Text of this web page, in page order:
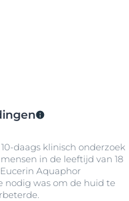
wordt
gebruikt
is gevormd)
om
voordat u
daags klinisch onderzoek
in de leeftijd van 18
Aquaphor
nodig was om de huid te